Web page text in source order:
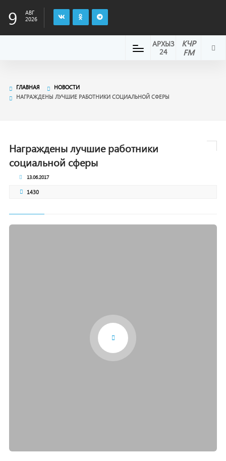
9
АВГ
2026
КЧР
FM
АРХЫЗ
24
ГЛАВНАЯ
НОВОСТИ
НАГРАЖДЕНЫ ЛУЧШИЕ РАБОТНИКИ СОЦИАЛЬНОЙ СФЕРЫ
Награждены лучшие работники
социальной сферы
13.06.2017
1430